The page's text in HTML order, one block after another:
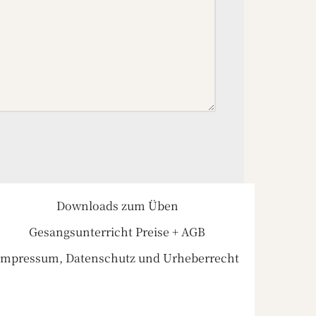
Downloads zum Üben
Gesangsunterricht Preise + AGB
Datenschutz und Urheberrecht